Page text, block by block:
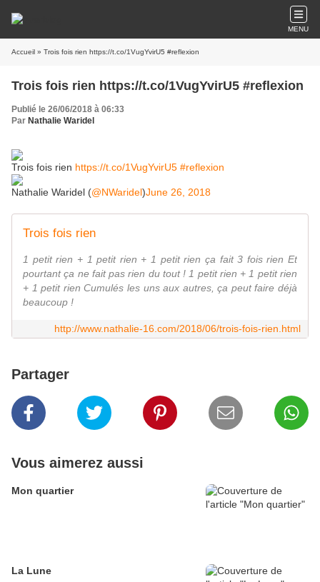
MENU
Accueil » Trois fois rien https://t.co/1VugYvirU5 #reflexion
Trois fois rien https://t.co/1VugYvirU5 #reflexion
Publié le 26/06/2018 à 06:33
Par Nathalie Waridel
Trois fois rien https://t.co/1VugYvirU5 #reflexion
Nathalie Waridel (@NWaridel)June 26, 2018
Trois fois rien
1 petit rien + 1 petit rien + 1 petit rien ça fait 3 fois rien Et
pourtant ça ne fait pas rien du tout ! 1 petit rien + 1 petit rien
+ 1 petit rien Cumulés les uns aux autres, ça peut faire déjà
beaucoup !
http://www.nathalie-16.com/2018/06/trois-fois-rien.html
Partager
Vous aimerez aussi
Mon quartier
La Lune